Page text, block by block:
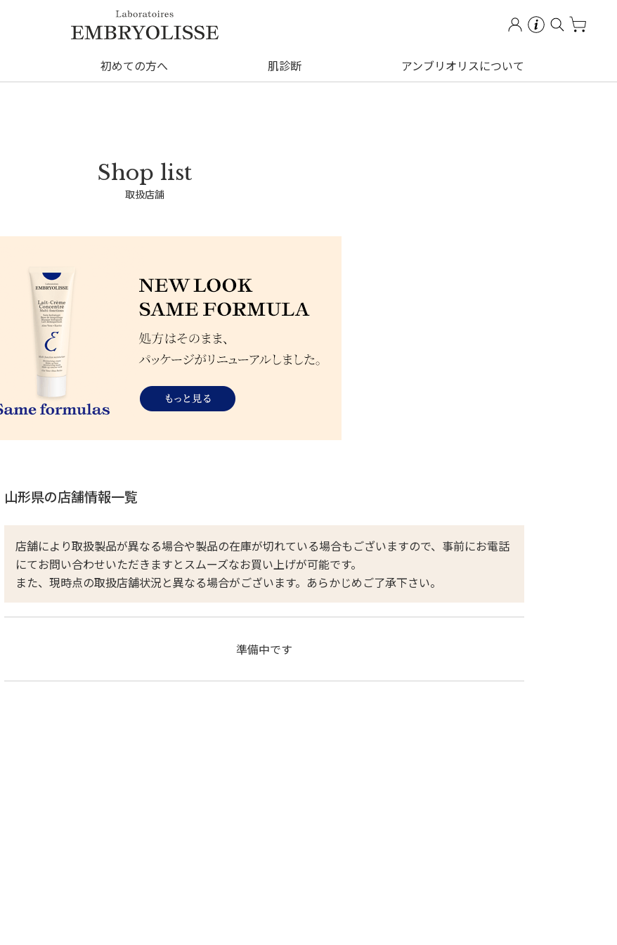
初めての方へ 肌診断 アンブリオリスについて
取扱店舗
山形県の店舗情報一覧
店舗により取扱製品が異なる場合や製品の在庫が切れている場合もございますので、事前にお電話
にてお問い合わせいただきますとスムーズなお買い上げが可能です。
また、現時点の取扱店舗状況と異なる場合がございます。あらかじめご了承下さい。
準備中です